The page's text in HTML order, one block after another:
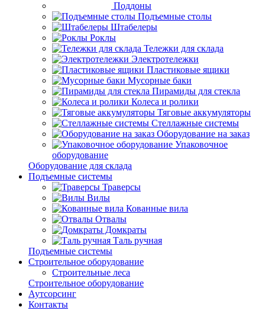
Поддоны
Подъемные столы
Штабелеры
Роклы
Тележки для склада
Электротележки
Пластиковые ящики
Мусорные баки
Пирамиды для стекла
Колеса и ролики
Тяговые аккумуляторы
Стеллажные системы
Оборудование на заказ
Упаковочное
оборудование
Оборудование для склада
Подъемные системы
Траверсы
Вилы
Кованные вила
Отвалы
Домкраты
Таль ручная
Подъемные системы
Строительное оборудование
Строительные леса
Строительное оборудование
Аутсорсинг
Контакты